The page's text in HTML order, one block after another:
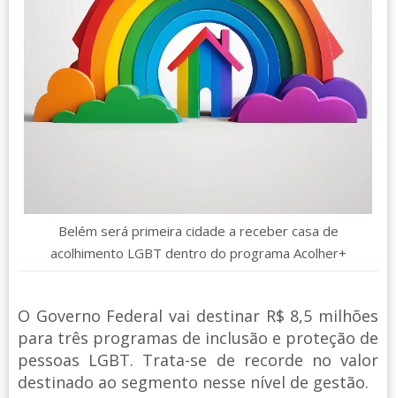
Belém será primeira cidade a receber casa de
acolhimento LGBT dentro do programa Acolher+
O Governo Federal vai destinar R$ 8,5 milhões
para três programas de inclusão e proteção de
pessoas LGBT. Trata-se de recorde no valor
destinado ao segmento nesse nível de gestão.